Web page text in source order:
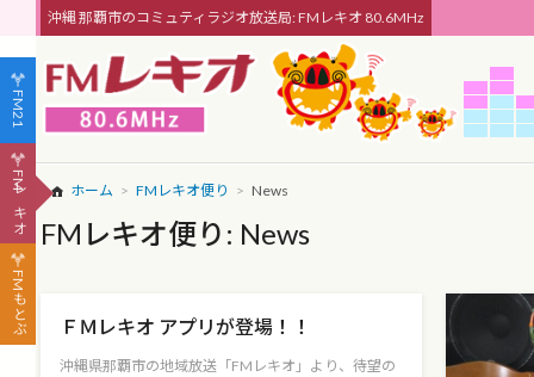
沖縄 那覇市のコミュティラジオ放送局: FMレキオ 80.6MHz
ホーム FMレキオ便り News
FMレキオ便り: News
ＦＭレキオ アプリが登場！！
沖縄県那覇市の地域放送「FMレキオ」より、待望の
FM21
FMレキオ
FMもとぶ